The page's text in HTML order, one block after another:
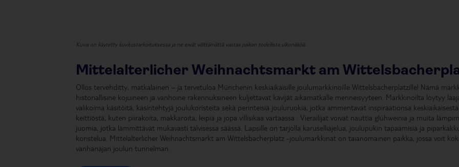
Kuvia on käytetty kuvitustarkoituksessa ja ne eivät välttämättä vastaa paikan todellista ulkonäköä.
Mittelalterlicher Weihnachtsmarkt am
Ollos tervehditty, matkalainen – ja tervetuloa Münchenin keskiaikaisille joulumarkkinoille Wittelsbacherplatzille! Nämä
historiallisine kojuineen ja vanhoine rakennuksineen kuljettavat kävijät aikamatkalle menneisyyteen. Markkinoilta löytyy
valikoima käsitöitä, käsintehtyjä joulukoristeita sekä perinteisiä jouluruokia, jotka ammentavat inspiraationsa keskiaikaisesta
keittiöstä, kuten piirakoita, makkaroita, leipiä ja jopa villisikaa vartaassa . Vierailijat voivat nauttia glühweinia ja muita
juomia, jotka lämmittävät mukavasti talvisessa säässä. Lapsille on tarjolla karuselliajelua, joulupukin tapaamisia ja
koristelua. Mittelalterlicher Weihnachtsmarkt am Wittelsbacherplatz -joulumarkkinat on taianomainen paikka, jossa voit
vanhanajan joulun tunnelman.